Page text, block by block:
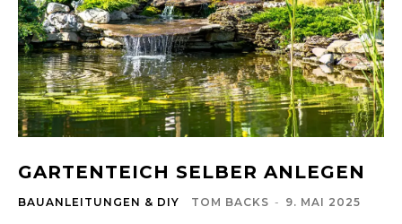
GARTENTEICH SELBER ANLEGEN
BAUANLEITUNGEN & DIY TOM BACKS - 9. MAI 2025